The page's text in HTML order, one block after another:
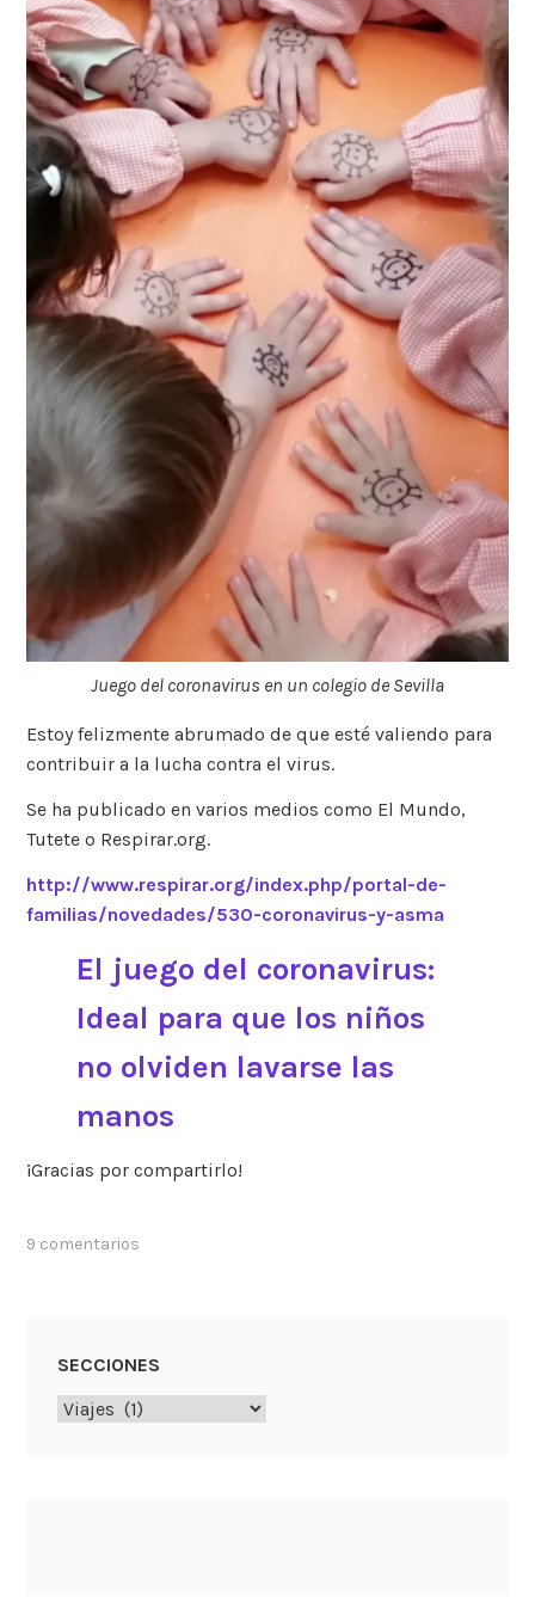
Juego del coronavirus en un colegio de Sevilla
Estoy felizmente abrumado de que esté valiendo para
contribuir a la lucha contra el virus.
Se ha publicado en varios medios como El Mundo,
Tutete o Respirar.org.
http://www.respirar.org/index.php/portal-de-
familias/novedades/530-coronavirus-y-asma
El juego del coronavirus:
Ideal para que los niños
no olviden lavarse las
manos
¡Gracias por compartirlo!
9 comentarios
SECCIONES